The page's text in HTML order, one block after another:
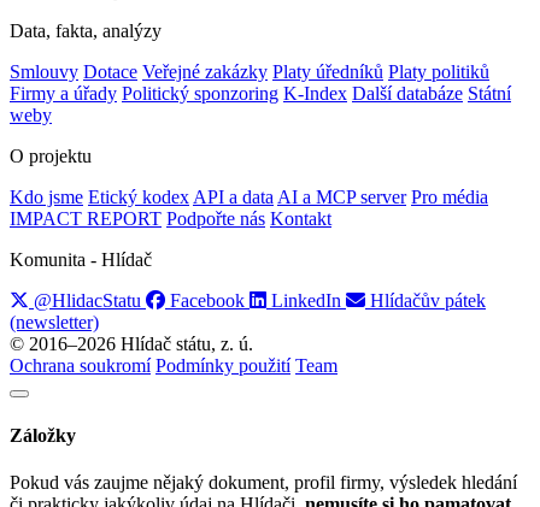
Data, fakta, analýzy
Smlouvy Dotace Veřejné zakázky Platy úředníků Platy politiků
Firmy a úřady Politický sponzoring K-Index Další databáze Státní
weby
O projektu
Kdo jsme Etický kodex API a data AI a MCP server Pro média
IMPACT REPORT Podpořte nás Kontakt
Komunita - Hlídač
@HlidacStatu
Facebook LinkedIn
Hlídačův pátek
(newsletter)
© 2016–2026 Hlídač státu, z. ú.
Ochrana soukromí Podmínky použití Team
Záložky
Pokud vás zaujme nějaký dokument, profil firmy, výsledek hledání